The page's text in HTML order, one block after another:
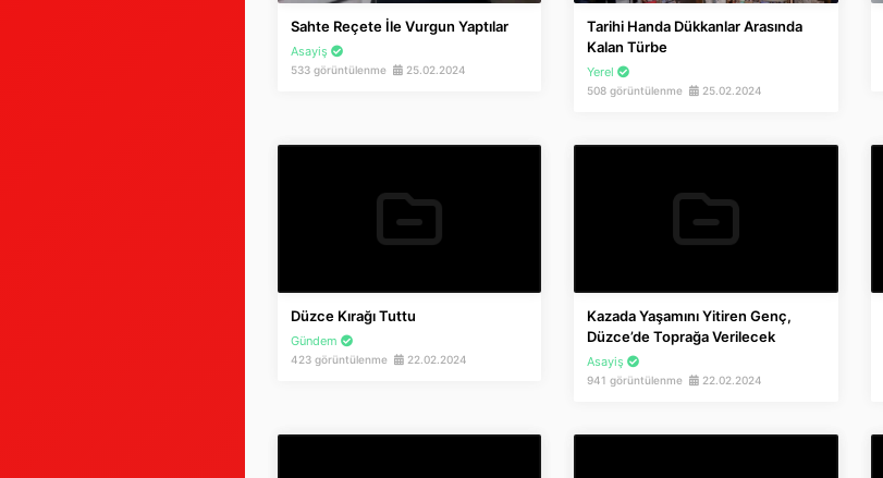
Sahte Reçete İle Vurgun Yaptılar
Asayiş
533 görüntülenme 25.02.2024
Tarihi Handa Dükkanlar Arasında
Kalan Türbe
Yerel
508 görüntülenme 25.02.2024
Düzce Kırağı Tuttu
Gündem
423 görüntülenme 22.02.2024
Kazada Yaşamını Yitiren Genç,
Düzce’de Toprağa Verilecek
Asayiş
941 görüntülenme 22.02.2024